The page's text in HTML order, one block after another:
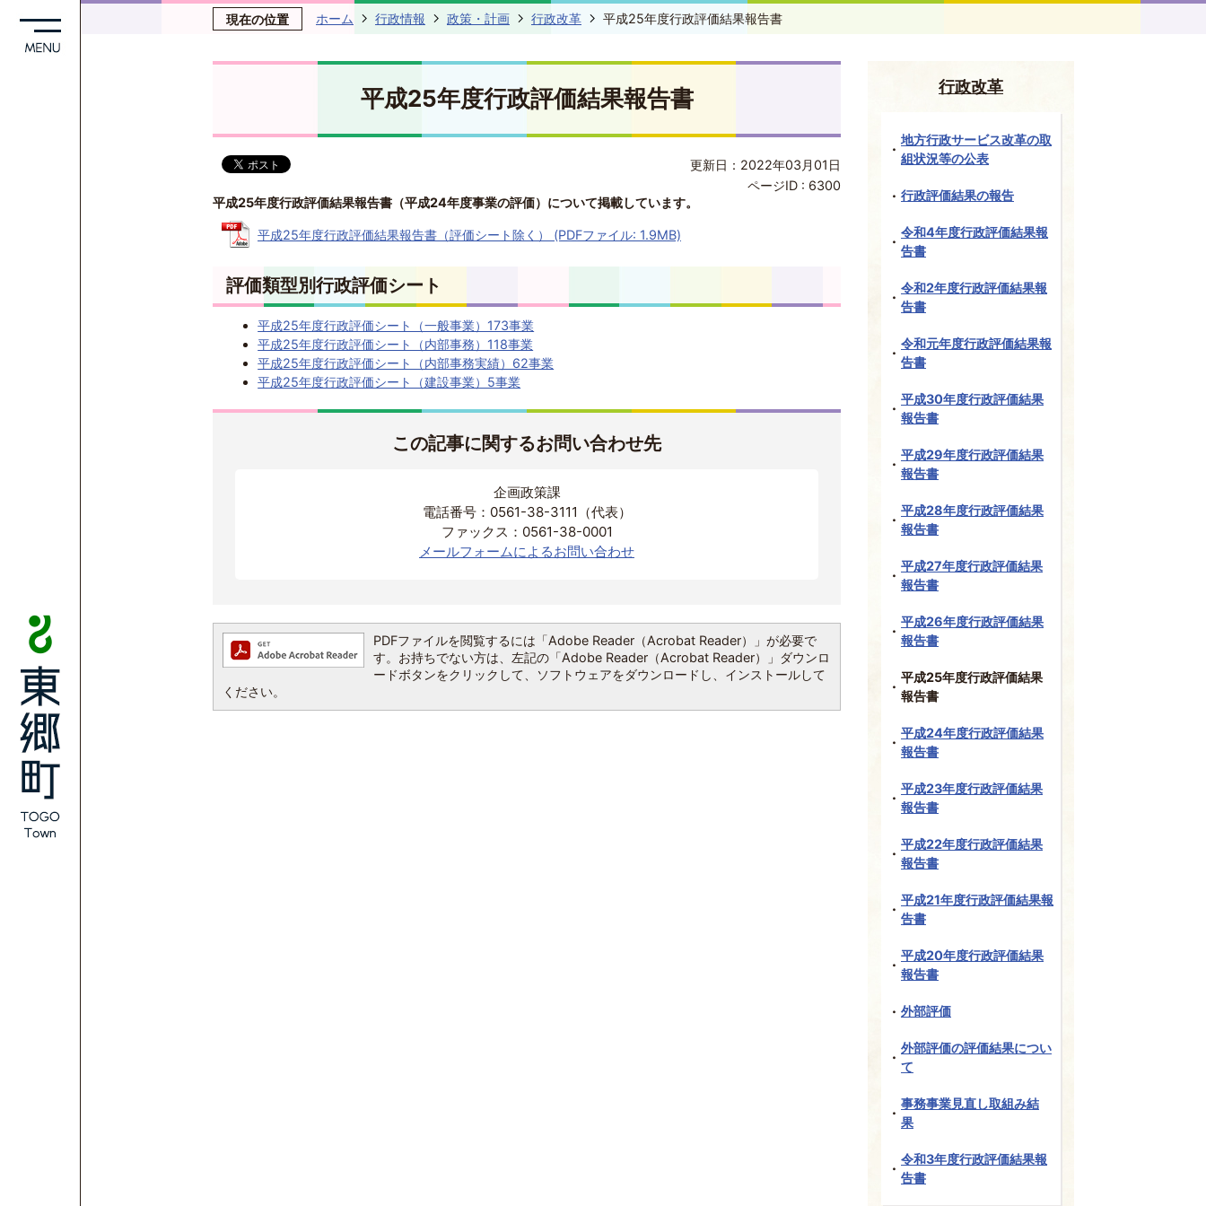
現在の位置 ホーム 行政情報 政策・計画 行政改革 平成25年度行政評価結果報告書
平成25年度行政評価結果報告書
更新日：2022年03月01日
ページID : 6300
平成25年度行政評価結果報告書（平成24年度事業の評価）について掲載しています。
平成25年度行政評価結果報告書（評価シート除く） (PDFファイル: 1.9MB)
評価類型別行政評価シート
平成25年度行政評価シート（一般事業）173事業
平成25年度行政評価シート（内部事務）118事業
平成25年度行政評価シート（内部事務実績）62事業
平成25年度行政評価シート（建設事業）5事業
この記事に関するお問い合わせ先
企画政策課
電話番号：0561-38-3111（代表）
ファックス：0561-38-0001
メールフォームによるお問い合わせ
PDFファイルを閲覧するには「Adobe Reader（Acrobat Reader）」が必要で
す。お持ちでない方は、左記の「Adobe Reader（Acrobat Reader）」ダウンロ
ードボタンをクリックして、ソフトウェアをダウンロードし、インストールして
ください。
行政改革
地方行政サービス改革の取
組状況等の公表
行政評価結果の報告
令和4年度行政評価結果報
告書
令和2年度行政評価結果報
告書
令和元年度行政評価結果報
告書
平成30年度行政評価結果
報告書
平成29年度行政評価結果
報告書
平成28年度行政評価結果
報告書
平成27年度行政評価結果
報告書
平成26年度行政評価結果
報告書
平成25年度行政評価結果
報告書
平成24年度行政評価結果
報告書
平成23年度行政評価結果
報告書
平成22年度行政評価結果
報告書
平成21年度行政評価結果報
告書
平成20年度行政評価結果
報告書
外部評価
外部評価の評価結果につい
て
事務事業見直し取組み結
果
令和3年度行政評価結果報
告書